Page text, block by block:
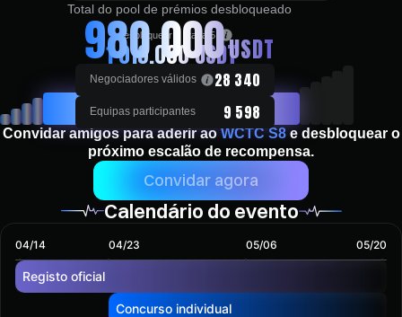
Total do pool de prémios desbloqueado
980 000USDT
28 340
Negociadores válidos
9 598
Equipas participantes
A desbloquear a etapa 5
1 019.000USDT
Requer 30 000 negociadores válidos
Convidar amigos para aderir aoWCTC S8e desbloquear o
próximo escalão de recompensa.
Convidar agora
Calendário do evento
04/14 04/23 05/06 05/20
Registo oficial
Concurso individual